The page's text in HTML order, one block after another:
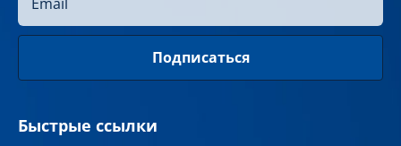
Подготовка к ЕГЭ
Форма: очная
Быстрые ссылки